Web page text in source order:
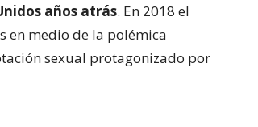
años atrás. En 2018 el
en medio de la polémica
sexual protagonizado por